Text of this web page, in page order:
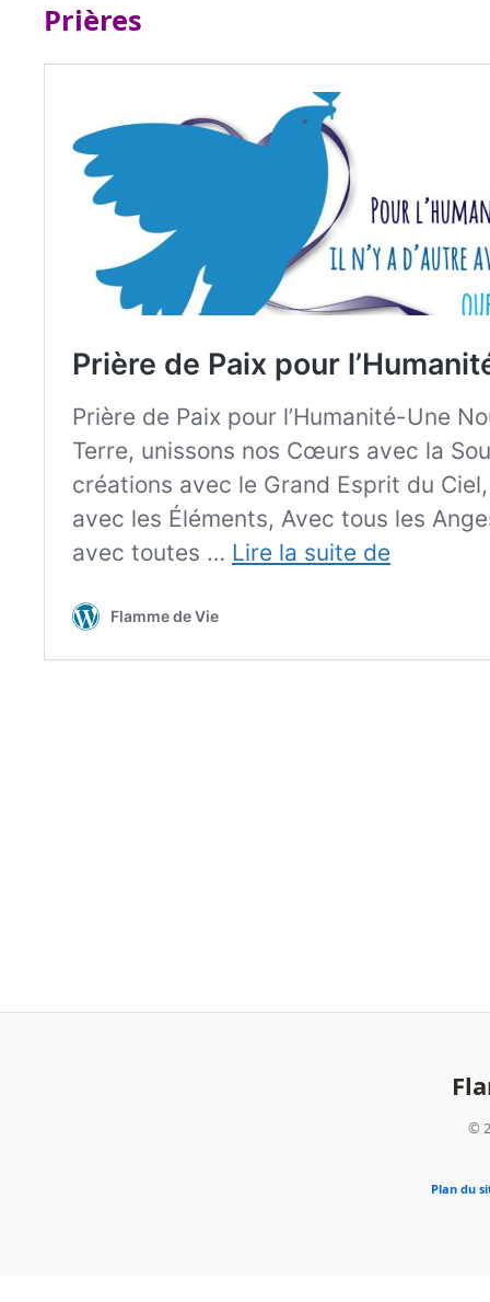
Prières
©
Plan du